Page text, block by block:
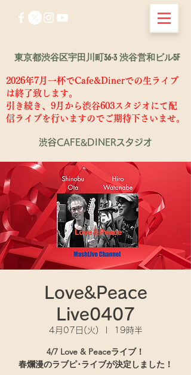
東京都渋谷区宇田川町36-3 渋谷営和ビル5F
渋谷CAFE&DINERスタジオ
2026年7月一杯でCafe&Dinerでの生ライブ
は終了致します。
​引き続き、9月から渋谷603スタジオにて配
信ライブを行いますのでご期待下さいませ。
Love&Peace
Live0407
4月07日(火) 19時半
4/7 Love & Peaceライブ！